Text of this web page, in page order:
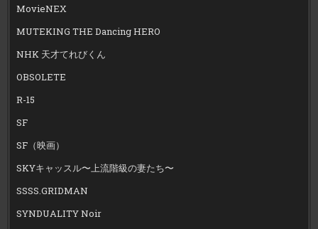
MovieNEX
MUTEKING THE Dancing HERO
NHK 天才てれびくん
OBSOLETE
R-15
SF
SF（映画）
SKYキャッスル〜上流階級の妻たち〜
SSSS.GRIDMAN
SYNDUALITY Noir